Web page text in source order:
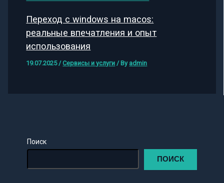
Переход с windows на macos:
реальные впечатления и опыт
использования
19.07.2025/Сервисы и услуги / By admin
Поиск
ПОИСК